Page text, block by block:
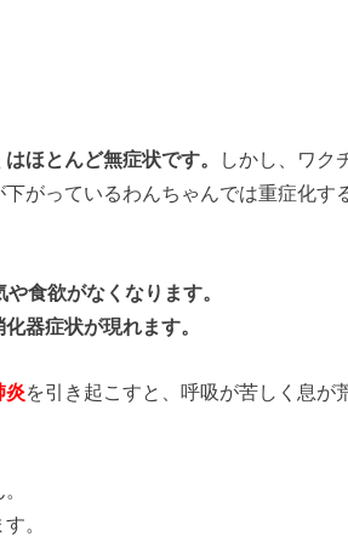
ほとんど無症状です。
しかし、ワク
がっているわんちゃんでは重症化す
食欲がなくなります。
器症状が現れます。
炎を引き起こすと、呼吸が苦しく息が
。